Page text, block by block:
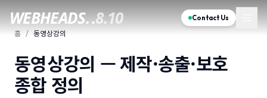
WEBHEADS..8.10 Contact Us
홈 / 동영상강의
동영상강의 — 제작·송출·보호
종합 정의